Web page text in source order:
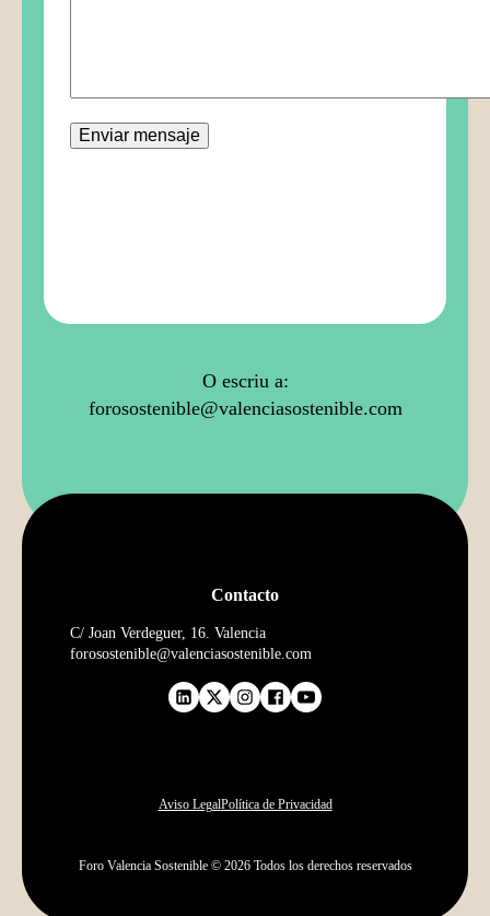
O escriu a:
forosostenible@valenciasostenible.com
Contacto
C/ Joan Verdeguer, 16. Valencia
forosostenible@valenciasostenible.com
Aviso LegalPolítica de Privacidad
Foro Valencia Sostenible © 2026Todos los derechos reservados